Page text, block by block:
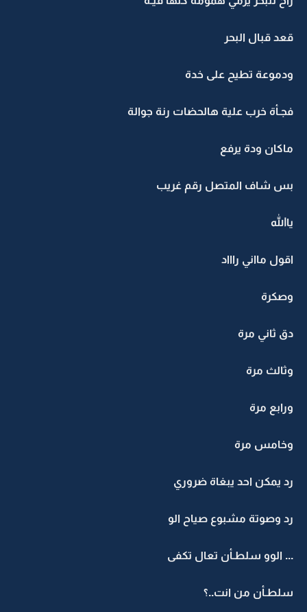
قعد قبال البحر
ودموعة تطيح على خدة
فجـأة خرب علية هالحضات رنة جوالة
ماكان ودة يرفع
بس شاف المتصل رقم غريب
ياالله
اقول مااني راااد
وصكرة
دق ثاني مرة
وثالث مرة
ورابع مرة
وخامس مرة
رد يمكن احد يبغاة ضروري
رد وصوتة مشبوع صياح الو
... الوو سلطـأن تعال تكفى
سلطـأن من انت..؟